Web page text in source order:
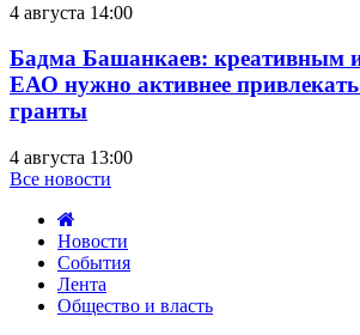
4 августа 14:00
Бадма Башанкаев: креативным
ЕАО нужно активнее
гранты
4 августа 13:00
Все новости
Новости
События
Лента
Общество и власть